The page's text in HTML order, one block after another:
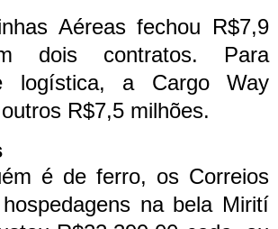
Aéreas fechou R$7,9
dois contratos. Para
logística, a Cargo Way
R$7,5 milhões.
é de ferro, os Correios
na bela Mirití